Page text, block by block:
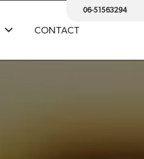
06-51563294
CONTACT